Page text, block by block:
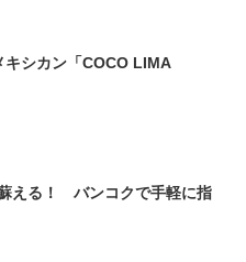
キシカン「COCO LIMA
える！ バンコクで手軽に指